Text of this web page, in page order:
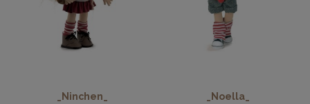
_Ninchen_ _Noella_